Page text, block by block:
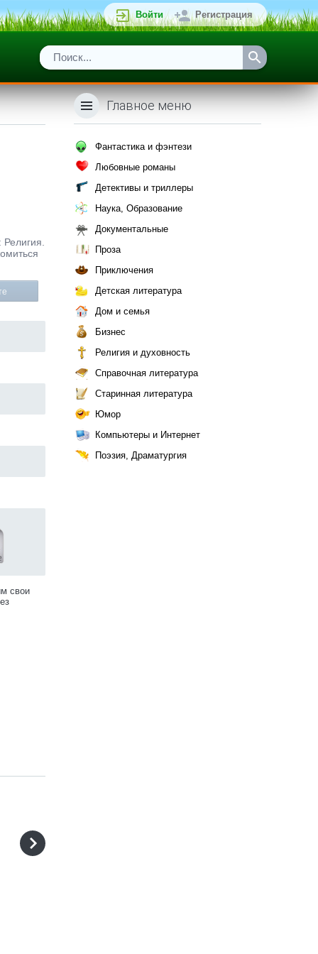
Войти Регистрация
свои
Главное меню
Фантастика и фэнтези
Любовные романы
Детективы и триллеры
Наука, Образование
Документальные
Проза
Приключения
Детская литература
Дом и семья
Бизнес
Религия и духовность
Справочная литература
Старинная литература
Юмор
Компьютеры и Интернет
Поэзия, Драматургия